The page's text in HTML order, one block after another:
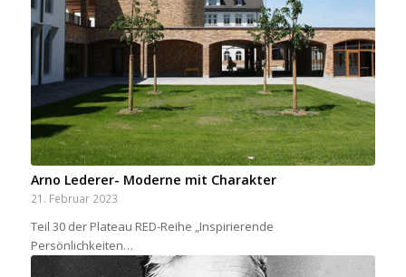
Arno Lederer- Moderne mit Charakter
21. Februar 2023
Teil 30 der Plateau RED-Reihe „Inspirierende
Persönlichkeiten…